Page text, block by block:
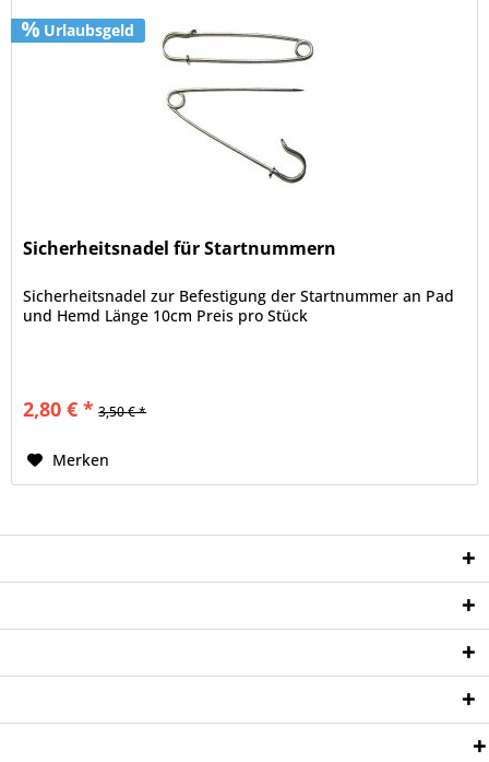
Urlaubsgeld
Sicherheitsnadel für Startnummern
Sicherheitsnadel zur Befestigung der Startnummer an Pad
und Hemd Länge 10cm Preis pro Stück
2,80 € * 3,50 € *
Merken